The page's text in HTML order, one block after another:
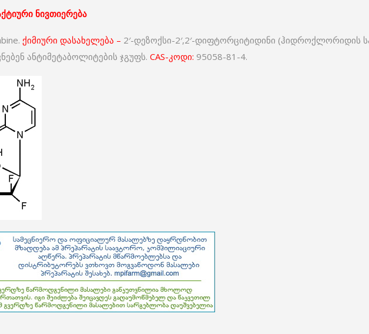
ნივთიერება
ქიმიური დასახელება – 2′-დეზოქსი-2′,2′-დიფტორციტიდინი (ჰიდროქლორიდის
ანტიმეტაბოლიტების ჯგუფს. CAS-კოდი: 95058-81-4.